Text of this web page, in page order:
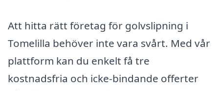
Att hitta rätt företag för golvslipning i
Tomelilla behöver inte vara svårt. Med vår
plattform kan du enkelt få tre
kostnadsfria och icke-bindande offerter